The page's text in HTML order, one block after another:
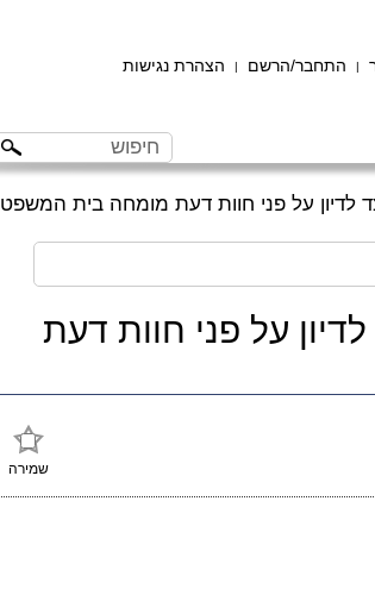
| התחבר/הרשם | הצהרת נגישות
על פני חוות דעת מומחה בית המשפט
על פני חוות דעת
שמירה